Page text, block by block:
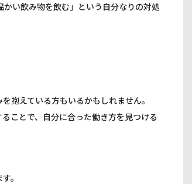
い飲み物を飲む」という自分なりの対処
抱えている方もいるかもしれません。
ことで、自分に合った働き方を見つける
。